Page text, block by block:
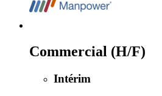
Commercial (H/F)
Intérim